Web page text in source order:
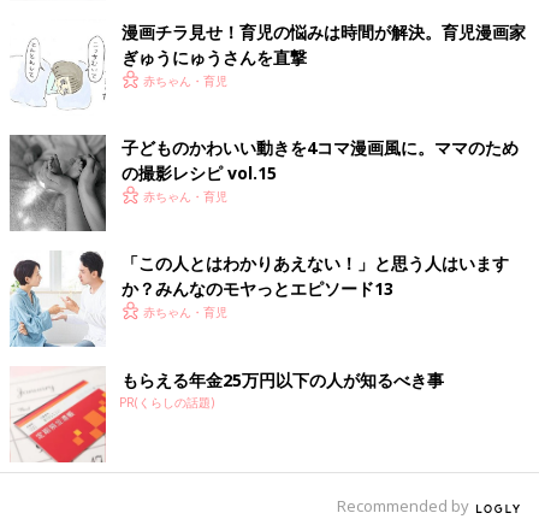
漫画チラ見せ！育児の悩みは時間が解決。育児漫画家
ぎゅうにゅうさんを直撃
赤ちゃん・育児
子どものかわいい動きを4コマ漫画風に。ママのため
の撮影レシピ vol.15
赤ちゃん・育児
「この人とはわかりあえない！」と思う人はいます
か？みんなのモヤっとエピソード13
赤ちゃん・育児
もらえる年金25万円以下の人が知るべき事
PR(くらしの話題)
Recommended by